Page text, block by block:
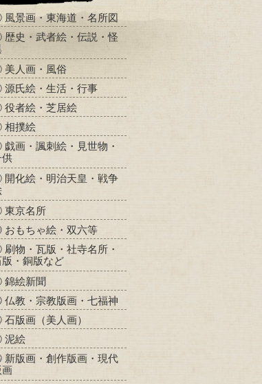
景画・東海道・名所図
史・武者絵・伝説・怪
人画・風俗
氏絵・生活・行事
者絵・芝居絵
撲絵
画・諷刺絵・見世物・
供
化絵・明治天皇・戦争
京名所
もちゃ絵・双六等
物・瓦版・社寺名所・
版・銅版など
絵新聞
教・宗教版画・七福神
版画（美人画）
絵
版画・創作版画・現代
画